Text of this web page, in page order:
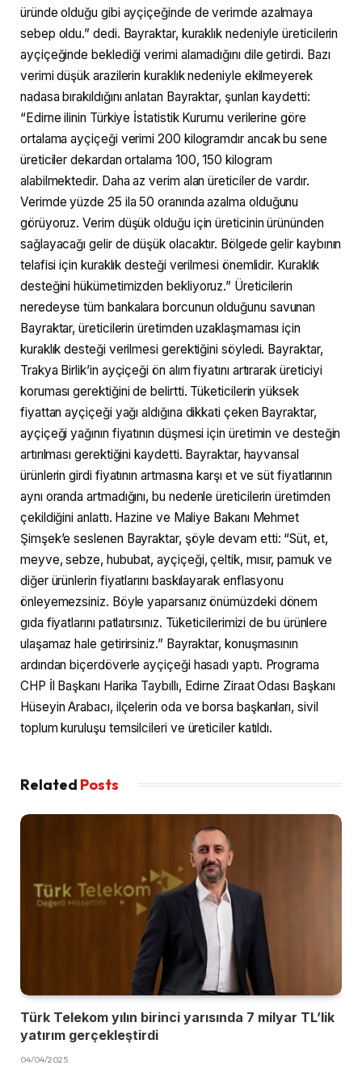
üründe olduğu gibi ayçiçeğinde de verimde azalmaya
sebep oldu.” dedi. Bayraktar, kuraklık nedeniyle üreticilerin
ayçiçeğinde beklediği verimi alamadığını dile getirdi. Bazı
verimi düşük arazilerin kuraklık nedeniyle ekilmeyerek
nadasa bırakıldığını anlatan Bayraktar, şunları kaydetti:
“Edirne ilinin Türkiye İstatistik Kurumu verilerine göre
ortalama ayçiçeği verimi 200 kilogramdır ancak bu sene
üreticiler dekardan ortalama 100, 150 kilogram
alabilmektedir. Daha az verim alan üreticiler de vardır.
Verimde yüzde 25 ila 50 oranında azalma olduğunu
görüyoruz. Verim düşük olduğu için üreticinin ürününden
sağlayacağı gelir de düşük olacaktır. Bölgede gelir kaybının
telafisi için kuraklık desteği verilmesi önemlidir. Kuraklık
desteğini hükümetimizden bekliyoruz.” Üreticilerin
neredeyse tüm bankalara borcunun olduğunu savunan
Bayraktar, üreticilerin üretimden uzaklaşmaması için
kuraklık desteği verilmesi gerektiğini söyledi. Bayraktar,
Trakya Birlik’in ayçiçeği ön alım fiyatını artırarak üreticiyi
koruması gerektiğini de belirtti. Tüketicilerin yüksek
fiyattan ayçiçeği yağı aldığına dikkati çeken Bayraktar,
ayçiçeği yağının fiyatının düşmesi için üretimin ve desteğin
artırılması gerektiğini kaydetti. Bayraktar, hayvansal
ürünlerin girdi fiyatının artmasına karşı et ve süt fiyatlarının
aynı oranda artmadığını, bu nedenle üreticilerin üretimden
çekildiğini anlattı. Hazine ve Maliye Bakanı Mehmet
Şimşek’e seslenen Bayraktar, şöyle devam etti: “Süt, et,
meyve, sebze, hububat, ayçiçeği, çeltik, mısır, pamuk ve
diğer ürünlerin fiyatlarını baskılayarak enflasyonu
önleyemezsiniz. Böyle yaparsanız önümüzdeki dönem
gıda fiyatlarını patlatırsınız. Tüketicilerimizi de bu ürünlere
ulaşamaz hale getirirsiniz.” Bayraktar, konuşmasının
ardından biçerdöverle ayçiçeği hasadı yaptı. Programa
CHP İl Başkanı Harika Taybıllı, Edirne Ziraat Odası Başkanı
Hüseyin Arabacı, ilçelerin oda ve borsa başkanları, sivil
toplum kuruluşu temsilcileri ve üreticiler katıldı.
Related Posts
Türk Telekom yılın birinci yarısında 7 milyar TL’lik
yatırım gerçekleştirdi
04/04/2025